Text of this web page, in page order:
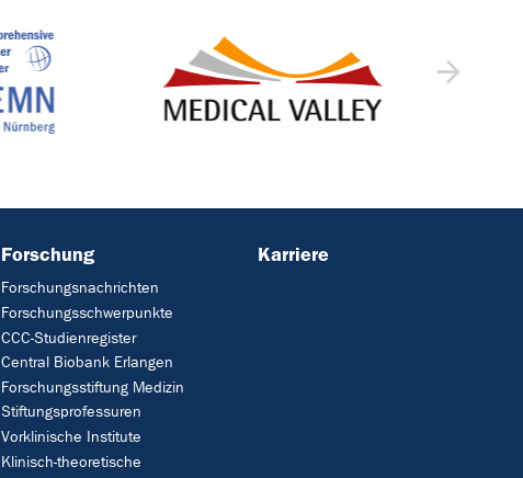
Forschung
Forschungsnachrichten
Forschungsschwerpunkte
CCC-Studienregister
Central Biobank Erlangen
Forschungsstiftung Medizin
Stiftungsprofessuren
Vorklinische Institute
Klinisch-theoretische
Karriere